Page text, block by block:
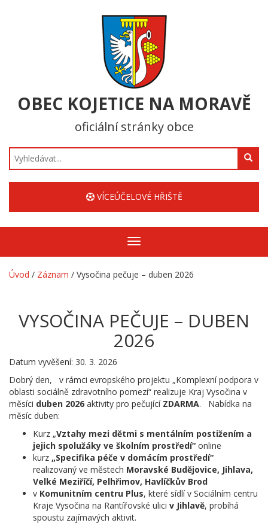
OBEC KOJETICE NA MORAVĚ
oficiální stránky obce
Hledat
VÍCEÚČELOVÉ HŘIŠTĚ
Zobrazit/skrýt
navigaci
Úvod / Záznam / Vysočina pečuje – duben 2026
VYSOČINA PEČUJE – DUBEN
2026
Datum vyvěšení: 30. 3. 2026
Dobrý den, v rámci evropského projektu „Komplexní podpora v
oblasti sociálně zdravotního pomezí“ realizuje Kraj Vysočina v
měsíci duben 2026 aktivity pro pečující ZDARMA. Nabídka na
měsíc duben:
Kurz „Vztahy mezi dětmi s mentálním postižením a
jejich spolužáky ve školním prostředí“ online
kurz „Specifika péče v domácím prostředí“
realizovaný ve městech Moravské Budějovice, Jihlava,
Velké Meziříčí, Pelhřimov, Havlíčkův Brod
v Komunitním centru Plus, které sídlí v Sociálním centru
Kraje Vysočina na Rantířovské ulici v Jihlavě, probíhá
spoustu zajímavých aktivit.